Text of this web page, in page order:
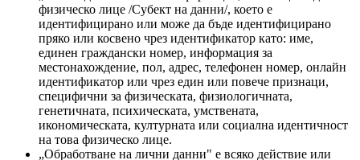
физическо лице /Субект на данни/, което е
идентифицирано или може да бъде идентифицирано
пряко или косвено чрез идентификатор като: име,
единен граждански номер, информация за
местонахождение, пол, адрес, телефонен номер, онлайн
идентификатор или чрез един или повече признаци,
специфични за физическата, физиологичната,
генетичната, психическата, умствената,
икономическата, културната или социална идентичност
на това физическо лице.
„Обработване на лични данни" е всяко действие или